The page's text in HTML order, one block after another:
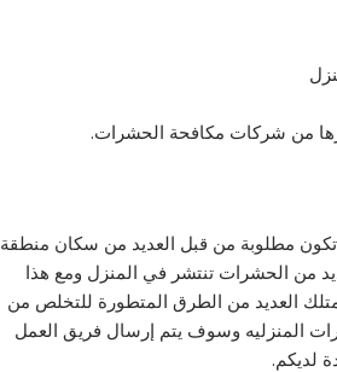
من شركات مكافحة الحشرات.
مطلوبة من قبل العديد من سكان منطقة
من الحشرات تنتشر في المنزل ومع هذا
العديد من الطرق المتطورة للتخلص من
المنزليه وسوف يتم إرسال فريق العمل
لديكم.